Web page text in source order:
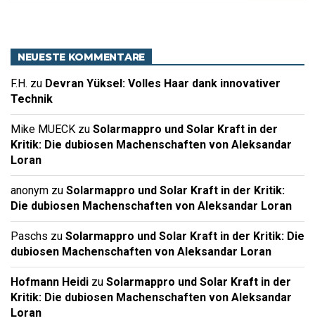
NEUESTE KOMMENTARE
F.H. zu Devran Yüksel: Volles Haar dank innovativer
Technik
Mike MUECK zu Solarmappro und Solar Kraft in der
Kritik: Die dubiosen Machenschaften von Aleksandar
Loran
anonym zu Solarmappro und Solar Kraft in der Kritik:
Die dubiosen Machenschaften von Aleksandar Loran
Paschs zu Solarmappro und Solar Kraft in der Kritik: Die
dubiosen Machenschaften von Aleksandar Loran
Hofmann Heidi zu Solarmappro und Solar Kraft in der
Kritik: Die dubiosen Machenschaften von Aleksandar
Loran